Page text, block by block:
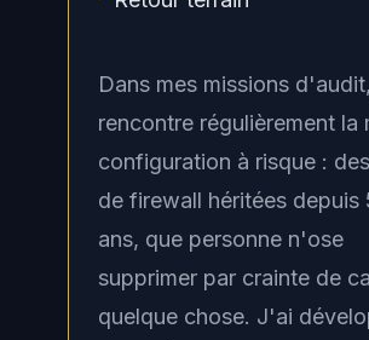
Dans mes missions
rencontre régulièrement la
configuration à risque :
de firewall héritées depuis
ans, que personne n'ose
supprimer par crainte de
quelque chose. J'ai